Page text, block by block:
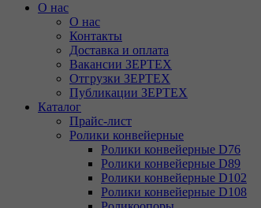
О нас
О нас
Контакты
Доставка и оплата
Вакансии ЗЕРТЕХ
Отгрузки ЗЕРТЕХ
Публикации ЗЕРТЕХ
Каталог
Прайс-лист
Ролики конвейерные
Ролики конвейерные D76
Ролики конвейерные D89
Ролики конвейерные D102
Ролики конвейерные D108